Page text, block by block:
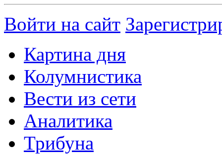
Войти на сайт
Картина дня
Колумнистика
Вести из сети
Аналитика
Трибуна